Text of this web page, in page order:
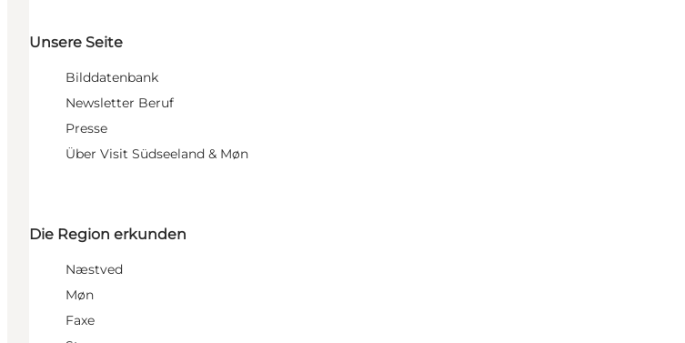
Unsere Seite
Bilddatenbank
Newsletter Beruf
Presse
Über Visit Südseeland & Møn
Die Region erkunden
Næstved
Møn
Faxe